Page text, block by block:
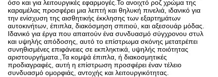
όσο και για λειτουργικές εφαρμογές.Το ανοιχτό ροζ χρώμα της
καραμέλας προσφέρει μια λεπτή και θηλυκή πινελιά, ιδανικό για
την ενίσχυση της αισθητικής έκκλησης των εξαρτημάτων
αυτοκινήτων, έπιπλα, διακόσμηση σπιτιού, και αξεσουάρ μόδας.
Ιδανικό για έργα που απαιτούν ένα συνδυασμό σύγχρονου στυλ
και υψηλής απόδοσης, αυτό το επίστρωμα σκόνης μετατρέπει
συνηθισμένες επιφάνειες σε εκπληκτικά, υψηλής ποιότητας
αριστουργήματα.,Τα κομψά έπιπλα, ή διακοσμητικές
προδιαγραφές, αυτή η επίστρωση προσφέρει έναν τέλειο
συνδυασμό ομορφιάς, αντοχής και λειτουργικότητας.